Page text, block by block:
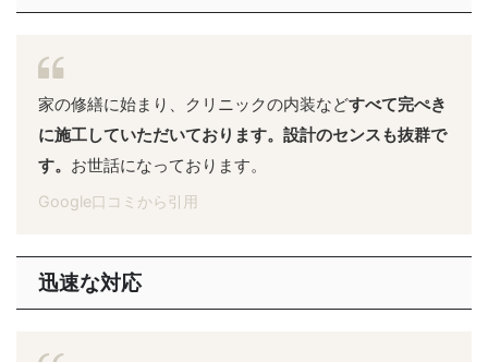
家の修繕に始まり、クリニックの内装などすべて完ぺき
に施工していただいております。設計のセンスも抜群で
す。 お世話になっております。
Google口コミから引用
迅速な対応